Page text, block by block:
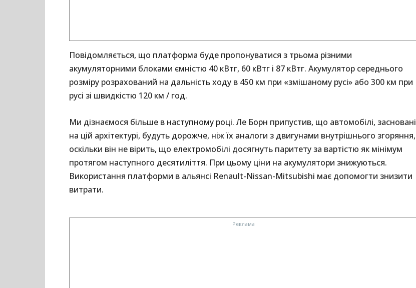
Повідомляється, що платформа буде пропонуватися з трьома різними
акумуляторними блоками ємністю 40 кВтг, 60 кВтг і 87 кВтг. Акумулятор середнього
розміру розрахований на дальність ходу в 450 км при «змішаному русі» або 300 км при
русі зі швидкістю 120 км / год.
Ми дізнаємося більше в наступному році. Ле Борн припустив, що автомобілі, засновані
на цій архітектурі, будуть дорожче, ніж їх аналоги з двигунами внутрішнього згоряння,
оскільки він не вірить, що електромобілі досягнуть паритету за вартістю як мінімум
протягом наступного десятиліття. При цьому ціни на акумулятори знижуються.
Використання платформи в альянсі Renault-Nissan-Mitsubishi має допомогти знизити
витрати.